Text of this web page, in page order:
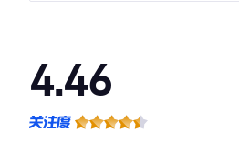
4.46